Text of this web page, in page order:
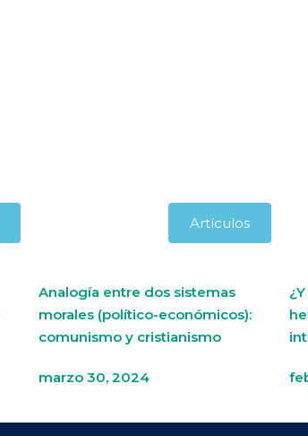
Artículos
Analogía entre dos sistemas
morales (político-económicos):
comunismo y cristianismo
marzo 30, 2024